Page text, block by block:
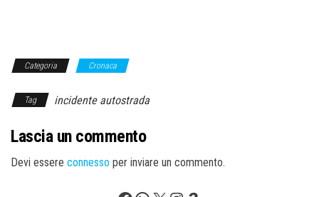
Categoria Cronaca
Tag incidente autostrada
Lascia un commento
Devi essere connesso per inviare un commento.